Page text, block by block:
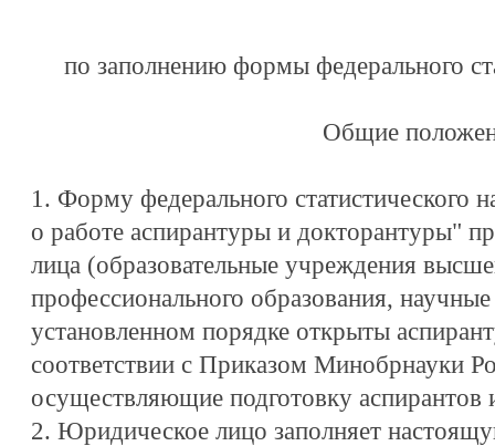
по заполнению формы федерального
Общие
1. Форму федерального
о работе аспирантуры и докторантуры"
лица (образовательные учреждения
профессионального образования,
установленном порядке открыты
соответствии с Приказом Минобрнауки
осуществляющие подготовку аспирантов
2. Юридическое лицо заполняет